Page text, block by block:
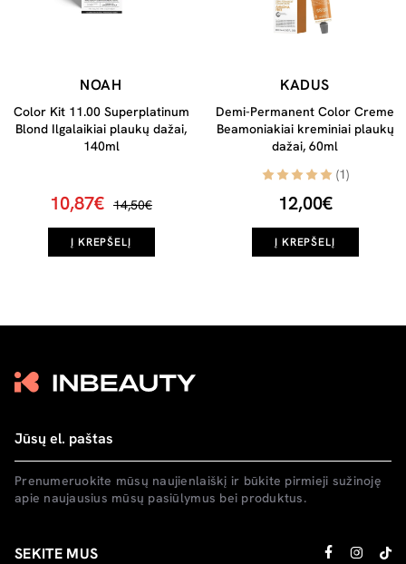
NOAH
Color Kit 11.00 Superplatinum
Blond Ilgalaikiai plaukų dažai,
140ml
10,87€ 14,50€
Į KREPŠELĮ
KADUS
Demi-Permanent Color Creme
Beamoniakiai kreminiai plaukų
dažai, 60ml
(1)
12,00€
Į KREPŠELĮ
Prenumeruokite mūsų naujienlaiškį ir būkite pirmieji sužinoję
apie naujausius mūsų pasiūlymus bei produktus.
SEKITE MUS